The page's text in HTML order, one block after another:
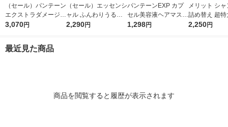
（セール）パンテーン
エクストラダメージリ
ペア シャンプー + コ
G
3,070円
（セール）エッセンシ
ャル ふんわりうるツ
ヤ コンディショナー
2,290円
パンテーンEXP カプ
セル美容液ヘアマスク
170g P＆G
1,298円
メリット シ
詰め替え 超
ml 2個 花王
2,250円
最近見た商品
商品を閲覧すると履歴が表示されます